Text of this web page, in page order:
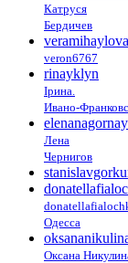
Катруся
Бердичев
veramihaylova
veron6767
rinayklyn
Ірина.
Ивано-
Лена
Чернигов
Одесса
Оксана